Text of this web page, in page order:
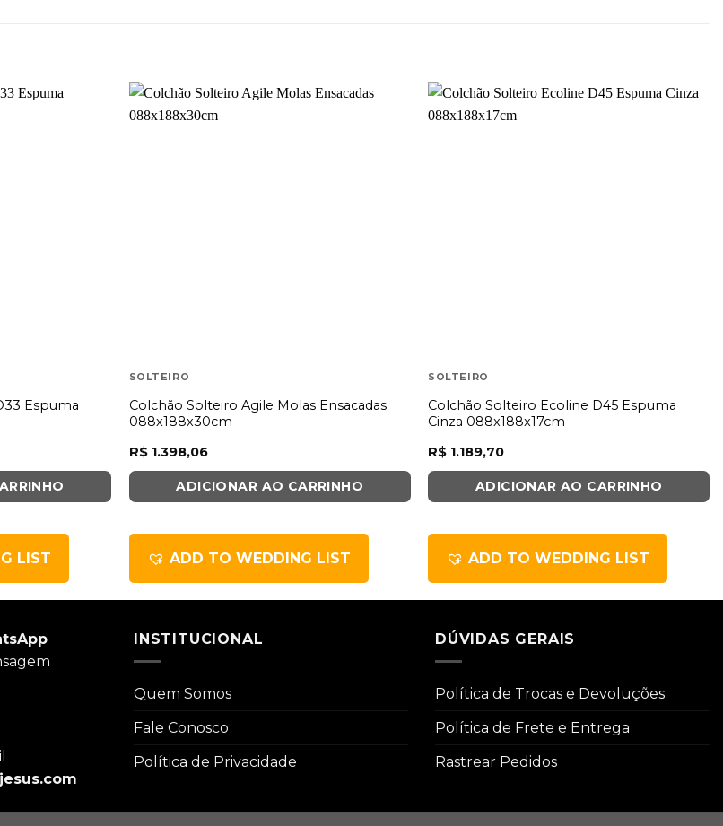
Espuma
LIST
SOLTEIRO
Colchão Solteiro Agile Molas Ensacadas
088x188x30cm
R$1.398,06
ADICIONAR AO CARRINHO
ADD TO WEDDING LIST
SOLTEIRO
Colchão Solteiro Ecoline D45 Espuma
Cinza 088x188x17cm
R$ 1.189,70
ADICIONAR AO CARRINHO
ADD TO WEDDING LIST
INSTITUCIONAL
Quem Somos
Fale Conosco
Política de Privacidade
DÚVIDAS GERAIS
Política de Trocas e Devoluções
Política de Frete e Entrega
Rastrear Pedidos